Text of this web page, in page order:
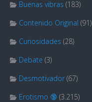
Buenas vibras (183)
Contenido Original (91)
Curiosidades (28)
Debate (3)
Desmotivador (67)
Erotismo 🔞 (3.215)